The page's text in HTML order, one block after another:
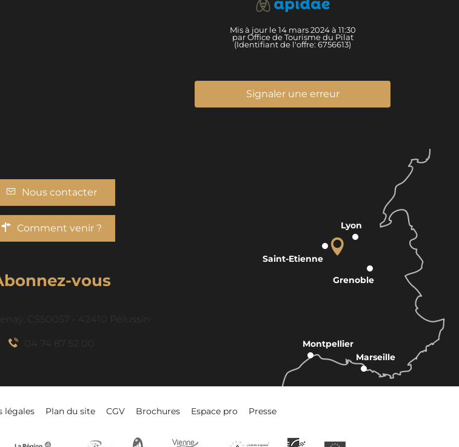
Mis à jour le 14 mars 2024 à 11:30
par Office de Tourisme du Pilat
(Identifiant de l'offre: 6756613)
Signaler une erreur
Nous contacter
Comment venir ?
vous
Lyon
Grenoble
Marseille
Montpellier
Saint-Etienne
légales Plan du site CGV Brochures Espace pro Presse